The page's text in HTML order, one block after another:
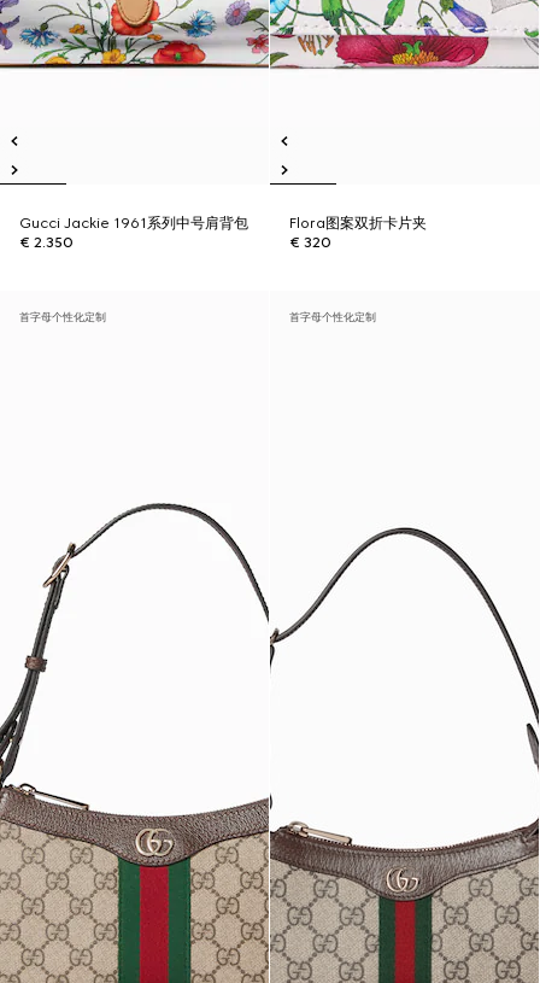
Gucci Jackie 1961系列中号肩背包
€ 2.350
Flora图案双折卡片夹
€ 320
首字母个性化定制 首字母个性化定制